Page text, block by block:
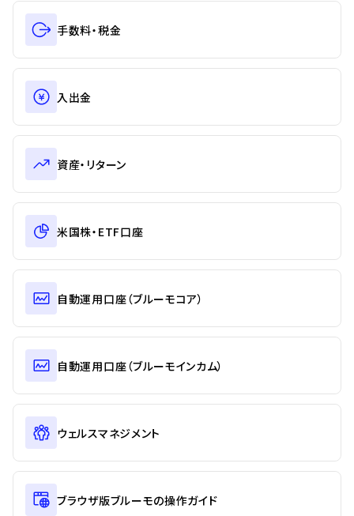
手数料・税金
入出金
資産・リターン
米国株・ETF口座
自動運用口座（ブルーモコア）
自動運用口座（ブルーモインカム）
ウェルスマネジメント
ブラウザ版ブルーモの操作ガイド